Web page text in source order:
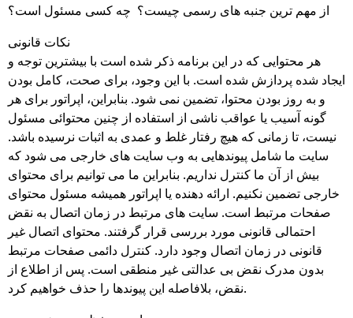
از مهم ترین جنبه های رسمی چیست؟ چه کسی مسئول است؟
نکات قانونی
هر محتوایی که در این برنامه ذکر شده است با بیشترین توجه و
ایجاد شده پردازش شده است. با این وجود، برای صحت، کامل بودن
و به روز بودن محتوا، تضمین نمی شود. بنابراین، اپراتور برای هر
گونه آسیب یا عواقب ناشی از استفاده از چنین محتوائی مسئول
نیست، تا زمانی که هیچ رفتار غلط و عمدی به اثبات نرسیده باشد.
سایت ما شامل پیوندهایی به وب سایت های خارجی می شود که
بیش از آن ما کنترل نداریم. بنابراین ما می توانیم برای محتوای
خارجی تضمین نکنیم. ارائه دهنده یا اپراتور همیشه مسئول محتوای
صفحات مرتبط است. سایت های مرتبط در زمان اتصال به نقض
احتمالی قانونی مورد بررسی قرار گرفتند. محتوای اتصال غیر
قانونی در زمان اتصال وجود دارد. کنترل دائمی صفحات مرتبط
بدون مدرک نقض بی عدالتی غیر منطقی است. پس از اطلاع از
نقض، بلافاصله این پیوندها را حذف خواهیم کرد.